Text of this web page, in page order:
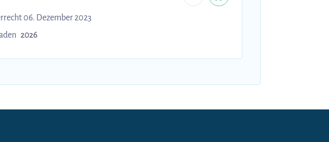
Endklausur vom Dezember 2023 Klausur Grundkurs Steuerrecht 06. Dezember 2023
2026